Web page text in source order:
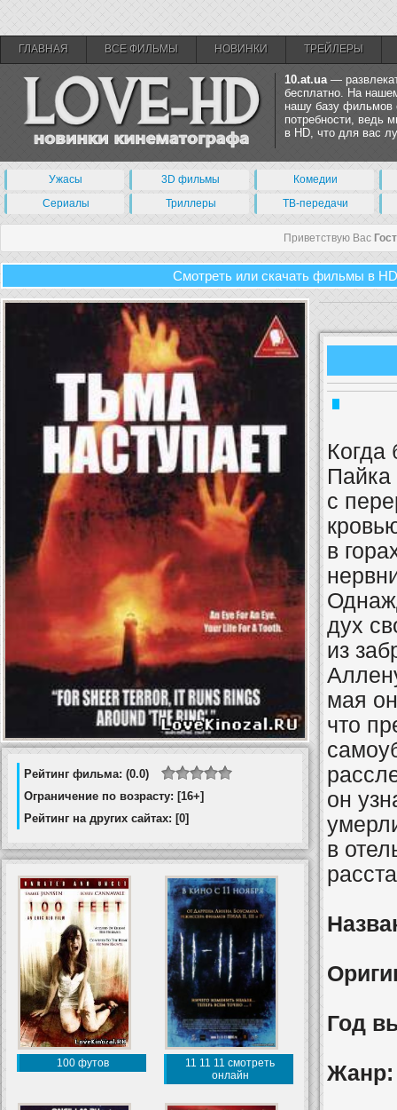
ГЛАВНАЯ ВСЕ ФИЛЬМЫ НОВИНКИ ТРЕЙЛЕРЫ
10.at.ua—
бесплатно. На
нашу базу фильмов
потребности, ведь
в HD, что для вас
Ужасы 3D фильмы
Комедии
Сериалы
Триллеры ТВ-передачи
Приветствую Вас
Смотреть или скачать фильмы в
Рейтинг фильма: (0.0)
Ограничение по возрасту: [16+]
Рейтинг на других сайтах: [0]
100 футов
11 11 11 смотреть
онлайн
Когда
Пайка
с
в
дух
из
мая
что
он
в
Год
Жанр: